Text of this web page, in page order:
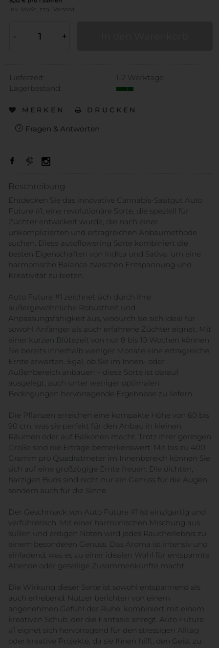
inkl. MwSt.,
zzgl. Versand
- +
Lieferzeit:
1-2 Werktage
Lagerbestand:
MERKEN DRUCKEN
Fragen & Antworten
Beschreibung
Entdecken Sie das innovative Cannabis-Saatgut Auto
Future #1, eine revolutionäre Sorte, die speziell für
Züchter entwickelt wurde, die nach einer
unkomplizierten und ertragreichen Anbaumethode
suchen. Diese autoflowering Sorte kombiniert die
besten Eigenschaften von Indica und Sativa, um eine
harmonische Balance zwischen Entspannung und
Kreativität zu bieten.
Auto Future #1 zeichnet sich durch ihre
außergewöhnliche Robustheit und
Anpassungsfähigkeit aus, wodurch sie sich ideal für
sowohl Anfänger als auch erfahrene Züchter eignet. Mit
einer kurzen Blütezeit von nur 8 bis 10 Wochen können
Sie bereits innerhalb weniger Monate eine ertragreiche
Ernte erwarten. Egal, ob Sie im Innen- oder
Außenbereich anbauen – diese Sorte ist darauf
ausgelegt, auch unter weniger optimalen
Bedingungen hervorragende Ergebnisse zu liefern.
Die Pflanzen erreichen eine kompakte Höhe von 60 bis
90 cm, was sie perfekt für den Anbau in kleinen
Räumen oder auf Balkonen macht. Trotz ihrer geringen
Größe sind die Erträge bemerkenswert: Mit bis zu 400
Gramm pro Quadratmeter im Innenbereich können Sie
sich auf eine großzügige Ernte freuen. Die dichten,
harzigen Buds sind nicht nur ein Genuss für die Augen,
sondern auch für die Sinne.
Der Geschmack von Auto Future #1 ist einzigartig und
verführerisch. Mit einer harmonischen Mischung aus
süßen und erdigen Noten wird jedes Raucherlebnis zu
einem besonderen Genuss. Das Aroma ist intensiv und
einladend, was es zu einer idealen Wahl für entspannte
Abende oder gesellige Zusammenkünfte macht.
Die Wirkung dieser Sorte ist sowohl entspannend als
auch erhebend. Nutzer berichten von einem
angenehmen Gefühl der Ruhe, kombiniert mit einem
kreativen Schub, der die Fantasie anregt. Auto Future
#1 eignet sich hervorragend für den stressigen Alltag
oder kreative Projekte, da sie Ihnen hilft, den Geist zu